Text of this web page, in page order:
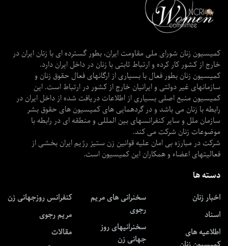
کمیسیون زنان شورای ملی مقاومت ایران، بطور گسترده ای با زنان ایران در
خارج از کشور کار کرده و ارتباط ثابتی با زنان در داخل ایران دارد.
کمیسیون زنان بطور فعال با بسیاری از ارگانهای فعال حقوق زنان و
سازمانهای غیر دولتی و ایرانیان خارج از کشور در ارتباط است. این
کمیسیون منبع اصلی بسیاری از اطلاعات دریافت شده از داخل ایران در
رابطه با زنان می باشد و در گردهمایی های کمیسیون های حقوق بشر
سازمان ملل و سایر کنفرانسهای بین المللی و منطقه ای در رابطه با
موضوعات زنان شرکت می کند.
شرکت در مبارزه بی امان علیه قوانین زن ستیز رژیم ایران بخشی از
فعالیتهای اعضاء و همکاران این کمیسیون است.
دسته ها
اخبار زنان
اسناد
اطلاعیه های
سخنرانی های مریم
رجوی
سخنرانیهای روز
جهانی زن
کنفرانس روزجهانی زن
مریم رجوی
مقالات